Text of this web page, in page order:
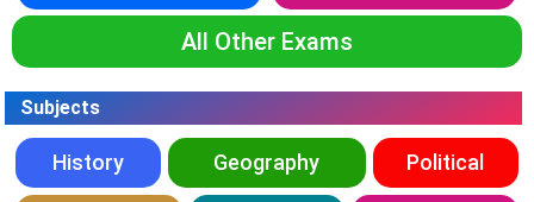
All Other Exams
Subjects
History Geography Political